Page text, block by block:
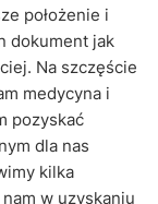
położenie i
dokument jak
Na szczęście
medycyna i
pozyskać
dla nas
kilka
w uzyskaniu